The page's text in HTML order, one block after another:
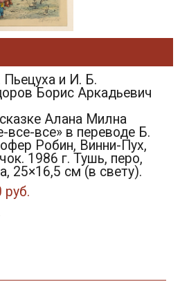
Пьецуха и И. Б.
Борис Аркадьевич
Алана Милна
все-все» в переводе Б.
Робин, Винни-Пух,
1986 г. Тушь, перо,
25×16,5 см (в свету).
руб.